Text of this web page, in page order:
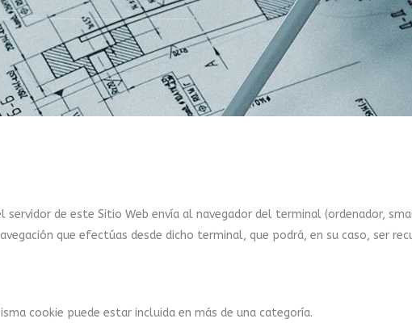
servidor de este Sitio Web envía al navegador del terminal (ordenador,
que efectúas desde dicho terminal, que podrá, en su caso, ser
cookie puede estar incluida en más de una categoría.